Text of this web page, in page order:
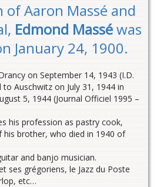
of Aaron Massé and
Edmond Masséwas
January 24, 1900.
on September 14, 1943 (I.D.
Auschwitz on July 31, 1944 in
5, 1944 (Journal Officiel 1995 –
his profession as pastry cook,
brother, who died in 1940 of
and banjo musician.
ses grégoriens, le Jazz du Poste
etc…